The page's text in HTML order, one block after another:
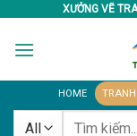
content
XƯỞNG VẼ
HOME
Tìm